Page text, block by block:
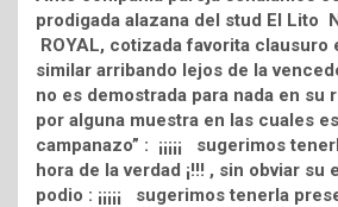
prodigada alazana del stud El Lito
ROYAL, cotizada favorita clausuro
similar arribando lejos de la
no es demostrada para nada en su
por alguna muestra en las cuales
campanazo” : ¡¡¡¡¡ sugerimos
hora de la verdad ¡!!! , sin obviar
podio : ¡¡¡¡¡ sugerimos tenerla